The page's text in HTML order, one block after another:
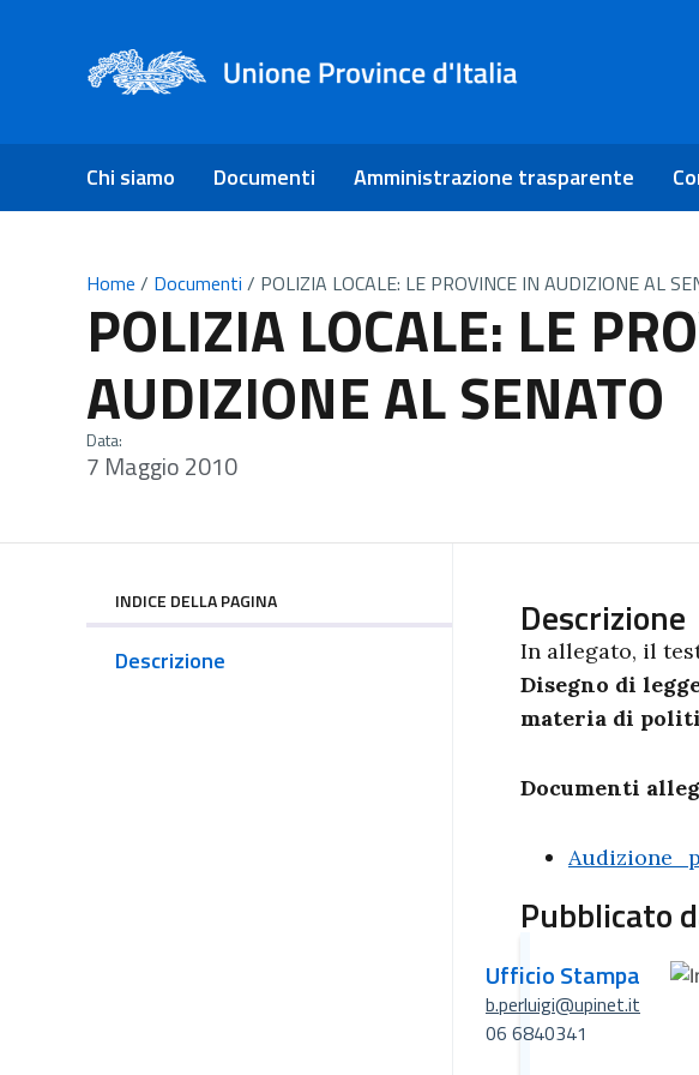
Chi siamo Documenti Amministrazione trasparente
Home / Documenti / POLIZIA LOCALE: LE PROVINCE IN AUDIZIONE AL
POLIZIA LOCALE: LE
AUDIZIONE AL SENATO
Data:
7 Maggio 2010
INDICE DELLA PAGINA
Descrizione
Descrizione
In allegato, il
Disegno di
materia di
Documenti
Pubblicato
Ufficio Stampa
b.perluigi@upinet.it
06 6840341